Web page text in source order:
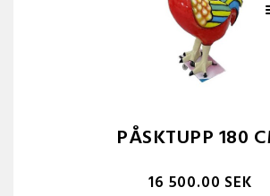
PÅSKTUPP 180
16 500.00 SEK